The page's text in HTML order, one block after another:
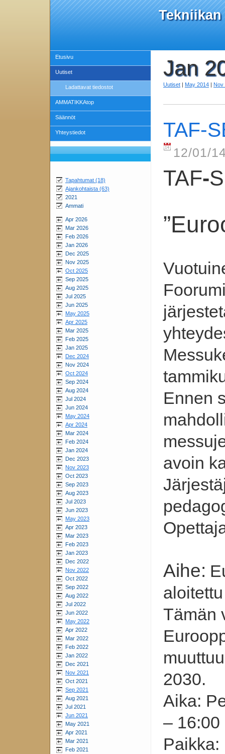
Tekniikan
Etusivu
Uutiset
Ladattavat tiedostot
AMMATIKKAtop
Säännöt
Yhteystiedot
Tapahtumat (18)
Ajankohtaista (63)
2021
Ammati
Apr 2026
Mar 2026
Feb 2026
Jan 2026
Dec 2025
Nov 2025
Oct 2025
Sep 2025
Aug 2025
Jul 2025
Jun 2025
May 2025
Apr 2025
Mar 2025
Feb 2025
Jan 2025
Dec 2024
Nov 2024
Oct 2024
Sep 2024
Aug 2024
Jul 2024
Jun 2024
May 2024
Apr 2024
Mar 2024
Feb 2024
Jan 2024
Dec 2023
Nov 2023
Oct 2023
Sep 2023
Aug 2023
Jul 2023
Jun 2023
May 2023
Apr 2023
Mar 2023
Feb 2023
Jan 2023
Dec 2022
Nov 2022
Oct 2022
Sep 2022
Aug 2022
Jul 2022
Jun 2022
May 2022
Apr 2022
Mar 2022
Feb 2022
Jan 2022
Dec 2021
Nov 2021
Oct 2021
Sep 2021
Aug 2021
Jul 2021
Jun 2021
May 2021
Apr 2021
Mar 2021
Feb 2021
Jan
Uutiset | May 2014 | Nov
TAF-
12/01/
TAF-
Ennen
avoin
Aihe:
Tämän
2030.
Aika:
– 16:00
Paikka: